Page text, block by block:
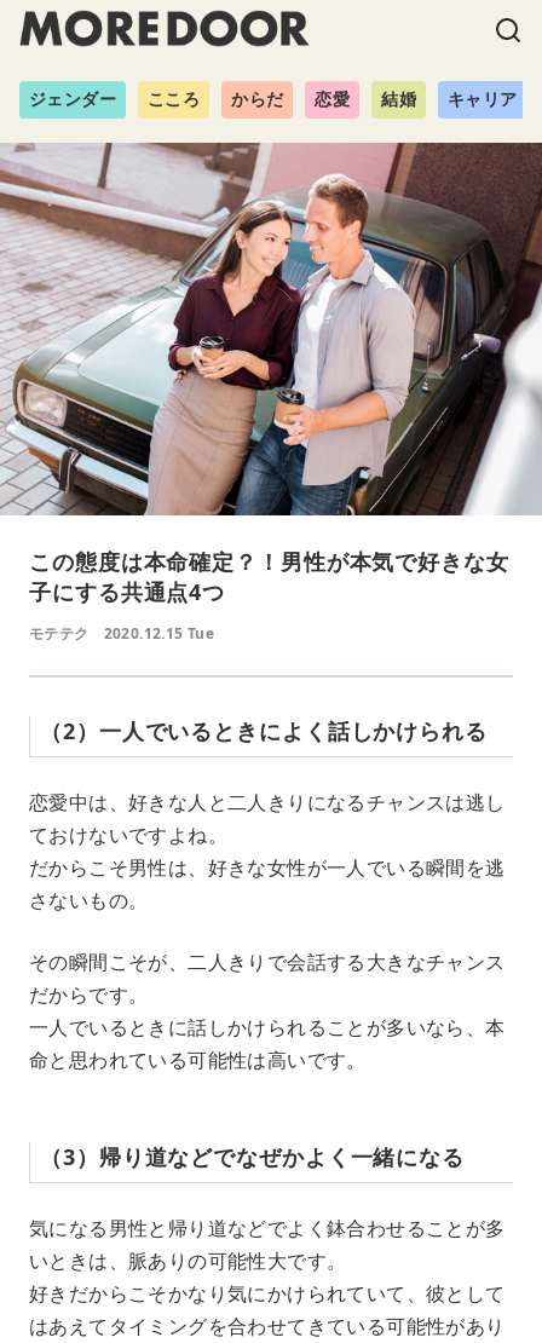
ジェンダー こころ からだ 恋愛 結婚 キャリア
この態度は本命確定？！男性が本気で好きな女
子にする共通点4つ
モテテク 2020.12.15 Tue
（2）一人でいるときによく話しかけられる
恋愛中は、好きな人と二人きりになるチャンスは逃し
ておけないですよね。
だからこそ男性は、好きな女性が一人でいる瞬間を逃
さないもの。
その瞬間こそが、二人きりで会話する大きなチャンス
だからです。
一人でいるときに話しかけられることが多いなら、本
命と思われている可能性は高いです。
（3）帰り道などでなぜかよく一緒になる
気になる男性と帰り道などでよく鉢合わせることが多
いときは、脈ありの可能性大です。
好きだからこそかなり気にかけられていて、彼として
はあえてタイミングを合わせてきている可能性があり